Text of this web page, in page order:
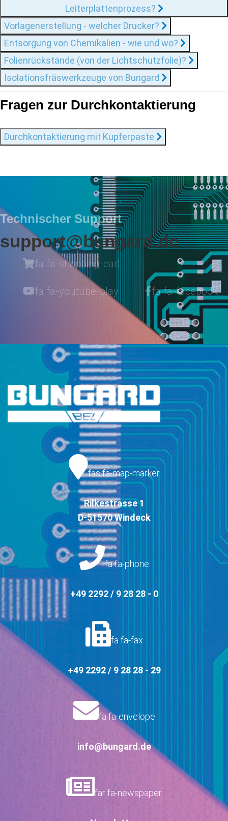
Leiterplattenprozess?
Vorlagenerstellung - welcher Drucker?
Entsorgung von Chemikalien - wie und wo?
Folienrückstände (von der Lichtschutzfolie)?
Isolationsfräswerkzeuge von Bungard
Fragen zur Durchkontaktierung
Durchkontaktierung mit Kupferpaste
Technischer Support
support@bungard.de
fa fa-shopping-cart
fa fa-youtube-play fa fa-facebook
fas fa-map-marker
Rilkestrasse 1
D-51570 Windeck
fa fa-phone
+49 2292 / 9 28 28 - 0
fa fa-fax
+49 2292 / 9 28 28 - 29
fa fa-envelope
info@bungard.de
far fa-newspaper